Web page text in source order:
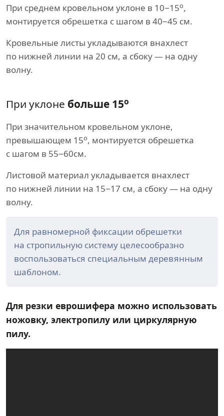
При среднем кровельном уклоне в 10−15о,
монтируется обрешетка с шагом в 40−45 см.
Кровельные листы укладываются внахлест
по нижней линии на 20 см, а сбоку — на одну
волну.
При уклоне больше 15о
При значительном кровельном уклоне,
превышающем 15о, монтируется обрешетка
с шагом в 55−60см.
Листовой материал укладывается внахлест
по нижней линии на 15−17 см, а сбоку — на одну
волну.
Для равномерной фиксации обрешетки
на стропильную систему целесообразно
воспользоваться специальным деревянным
шаблоном.
Для резки еврошифера можно использовать
ножовку, электропилу или циркулярную
пилу.